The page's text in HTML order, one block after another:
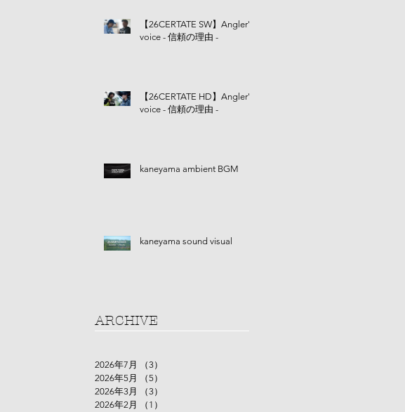
【26CERTATE SW】Angler's
voice - 信頼の理由 -
【26CERTATE HD】Angler's
voice - 信頼の理由 -
kaneyama ambient BGM
kaneyama sound visual
ARCHIVE
2026年7月 （3）
2026年5月
（5）
2026年3月
（3）
2026年2月
（1）